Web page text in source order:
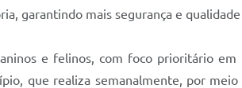
garantindo mais segurança e
e felinos, com foco prioritário
que realiza semanalmente, por